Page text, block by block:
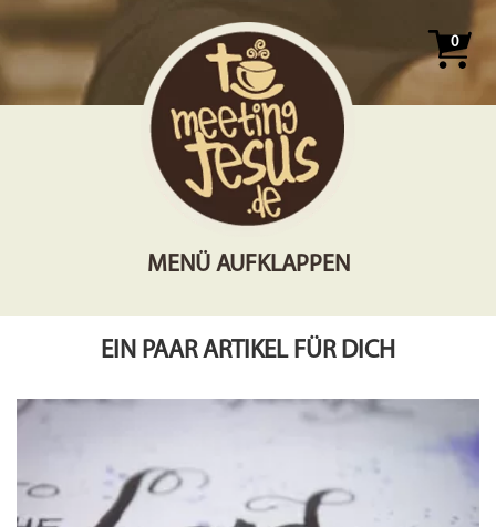
0
MENÜ AUFKLAPPEN
EIN PAAR ARTIKEL FÜR DICH